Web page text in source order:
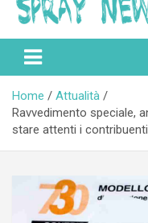
Home
Attualità
Ravvedimento speciale,
stare attenti i contribuenti